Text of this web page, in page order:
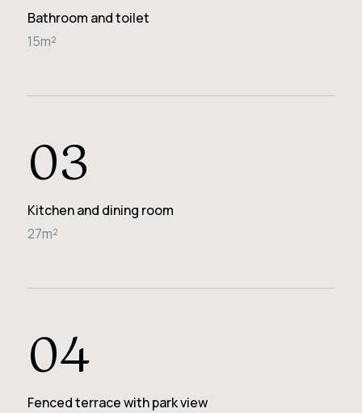
Bathroom and toilet
15m²
03
Kitchen and dining room
27m²
04
Fenced terrace with park view